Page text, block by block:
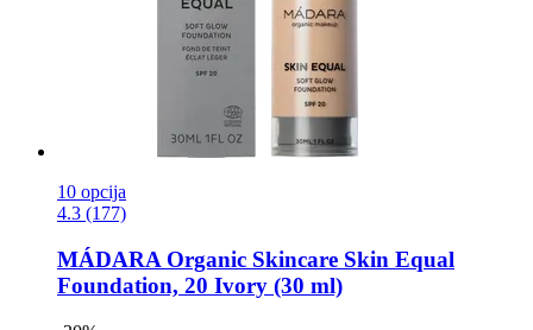
10 opcija
4.3 (177)
MÁDARA Organic Skincare Skin Equal
Foundation, 20 Ivory (30 ml)